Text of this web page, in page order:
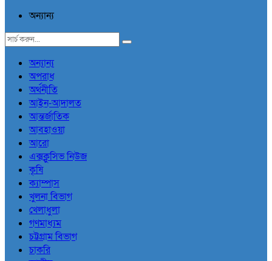
অন্যান্য
অন্যান্য
অপরাধ
অর্থনীতি
আইন-আদালত
আন্তর্জাতিক
আবহাওয়া
আরো
এক্সক্লুসিভ নিউজ
কৃষি
ক্যাম্পাস
খুলনা বিভাগ
খেলাধুলা
গণমাধ্যম
চট্টগ্রাম বিভাগ
চাকরি